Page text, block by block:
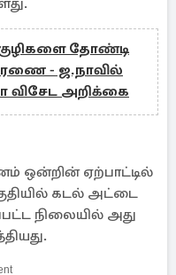
தோண்டி
- ஜ.நாவில்
விசேட அறிக்கை
ஒன்றின் ஏற்பாட்டில்
கடல் அட்டை
நிலையில் அது